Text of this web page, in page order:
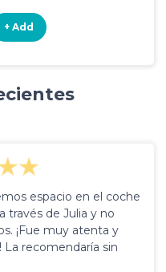
+ Add
espacio en el coche
través de Julia y no
¡Fue muy atenta y
La recomendaría sin